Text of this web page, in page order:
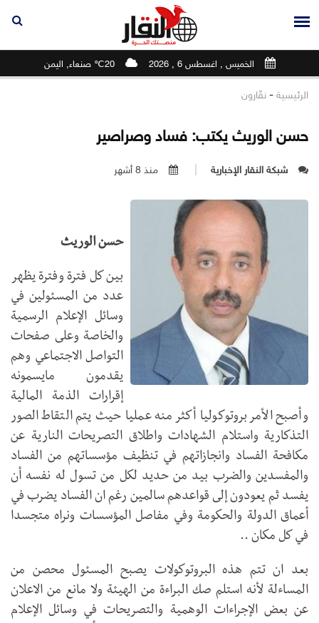
الخميس , اغسطس 6 , 2026 20℃ صنعاء, اليمن
الرئيسية - نقّارون
حسن الوريث يكتب: فساد وصراصير
شبكة النقار الإخبارية منذ 8 أشهر
حسن الوريث
بين كل فترة وفترة يظهر
عدد من المسئولين في
وسائل الإعلام الرسمية
والخاصة وعلى صفحات
التواصل الاجتماعي وهم
يقدمون مايسمونه
إقرارات الذمة المالية
وأصبح الأمر بروتوكوليا أكثر منه عمليا حيث يتم التقاط الصور
التذكارية واستلام الشهادات واطلاق التصريحات النارية عن
مكافحة الفساد وانجازاتهم في تنظيف مؤسساتهم من الفساد
والمفسدين والضرب بيد من حديد لكل من تسول له نفسه أن
يفسد ثم يعودون إلى قواعدهم سالمين رغم ان الفساد يضرب في
أعماق الدولة والحكومة وفي مفاصل المؤسسات ونراه متجسدا
في كل مكان ..
بعد ان تتم هذه البروتوكولات يصبح المسئول محصن من
المساءلة لأنه استلم صك البراءة من الهيئة ولا مانع من الاعلان
عن بعض الإجراءات الوهمية والتصريحات في وسائل الإعلام